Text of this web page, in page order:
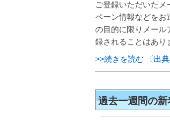
ご登録いただいた
ペーン情報などをお
の目的に限りメール
録されることはあり
>>続きを読む 〔出
過去一週間の